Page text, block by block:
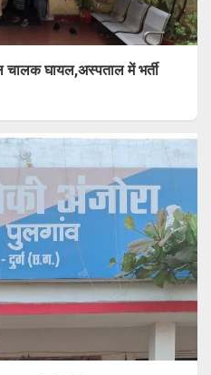
घायल,अस्पताल में भर्ती